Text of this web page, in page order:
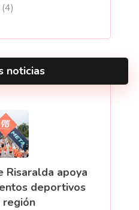
(4)
noticias
Risaralda apoya
deportivos
región